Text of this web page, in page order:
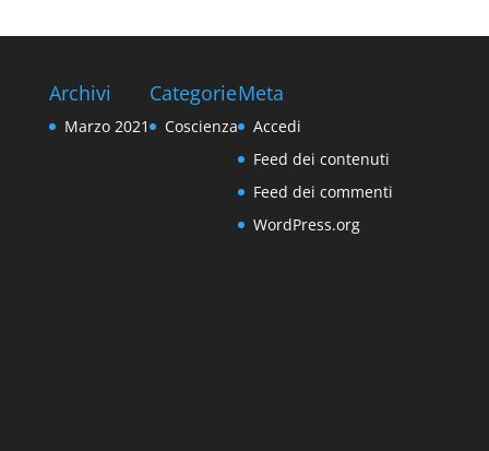
Archivi
Marzo 2021
Categorie
Coscienza
Meta
Accedi
Feed dei contenuti
Feed dei commenti
WordPress.org